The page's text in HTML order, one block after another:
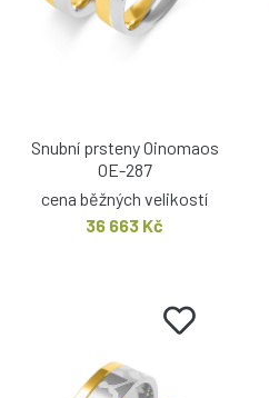
Snubní prsteny Oinomaos
OE-287
cena běžných velikostí
36 663 Kč